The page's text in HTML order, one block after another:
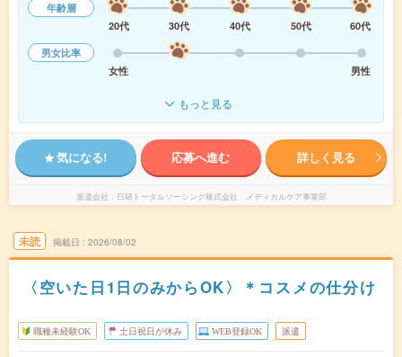
年齢層
20代
30代 40代 50代
60代
男女比率
女性
男性
もっと見る
気になる! 応募へ進む 詳しく見る
派遣会社 日研トータルソーシング株式会社 メディカルケア事業部
未読 掲載日 2026/08/02
〈空いた日1日のみからOK〉＊コスメの仕分け
職種未経験OK 土日祝日が休み WEB登録OK 派遣